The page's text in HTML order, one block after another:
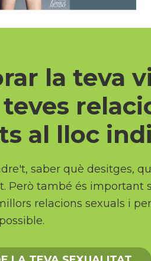
la teva
al lloc
saber què desitges,
Però també és important
relacions sexuals i
possible.